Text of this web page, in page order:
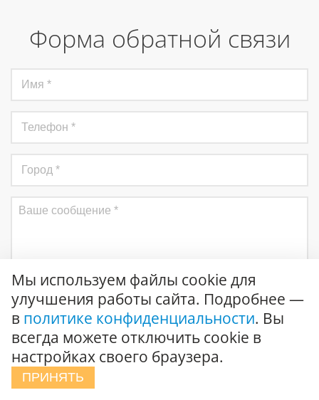
Форма обратной связи
Отправить
Соглашаюсь на
подтверждаю ознакомление с
Мы используем файлы cookie для
улучшения работы сайта. Подробнее —
в политике конфиденциальности. Вы
всегда можете отключить cookie в
настройках своего браузера.
ПРИНЯТЬ